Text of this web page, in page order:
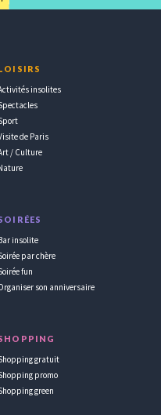
insolites
de Paris
/ Culture
insolite
par chère
fun
son anniversaire
gratuit
promo
green